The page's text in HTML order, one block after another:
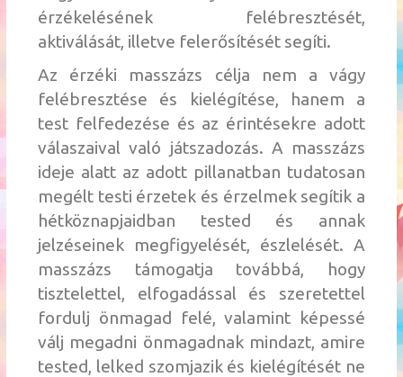
érzékelésének felébresztését,
aktiválását, illetve felerősítését segíti.
Az érzéki masszázs célja nem a vágy
felébresztése és kielégítése, hanem a
test felfedezése és az érintésekre adott
válaszaival való játszadozás. A masszázs
ideje alatt az adott pillanatban tudatosan
megélt testi érzetek és érzelmek segítik a
hétköznapjaidban tested és annak
jelzéseinek megfigyelését, észlelését. A
masszázs támogatja továbbá, hogy
tisztelettel, elfogadással és szeretettel
fordulj önmagad felé, valamint képessé
válj megadni önmagadnak mindazt, amire
tested, lelked szomjazik és kielégítését ne